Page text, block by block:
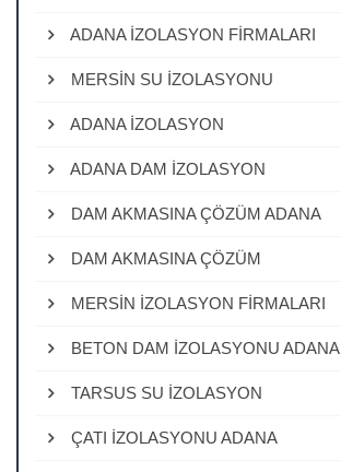
ADANA İZOLASYON FİRMALARI
MERSİN SU İZOLASYONU
ADANA İZOLASYON
ADANA DAM İZOLASYON
DAM AKMASINA ÇÖZÜM ADANA
DAM AKMASINA ÇÖZÜM
MERSİN İZOLASYON FİRMALARI
BETON DAM İZOLASYONU ADANA
TARSUS SU İZOLASYON
ÇATI İZOLASYONU ADANA